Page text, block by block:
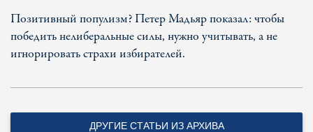
Позитивный популизм? Петер Мадьяр показал: чтобы
победить нелиберальные силы, нужно учитывать, а не
игнорировать страхи избирателей.
ДРУГИЕ СТАТЬИ ИЗ АРХИВА